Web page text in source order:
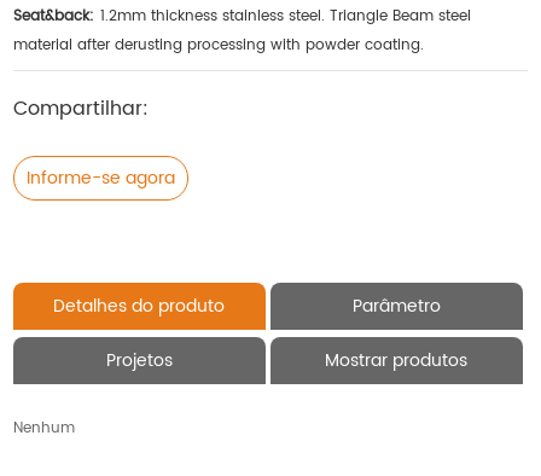
Seat&back: 1.2mm thickness stainless steel. Triangle Beam steel
material after derusting processing with powder coating.
Compartilhar:
Informe-se agora
Detalhes do produto
Parâmetro
Projetos
Mostrar produtos
Nenhum